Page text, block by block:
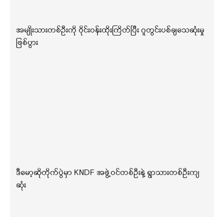
အမျိုးသားတစ်ဦးကို ဝိုင်းဝန်းထိုးကြိတ်ပြီး ဂူတွင်းပစ်ချသေဆုံးမှု
ဖြစ်ပွား
ဒီမော့ဆိုတိုက်ပွဲမှာ KNDF အဖွဲ့ဝင်တစ်ဦးနဲ့ ရွာသားတစ်ဦးကျ
ဆုံး